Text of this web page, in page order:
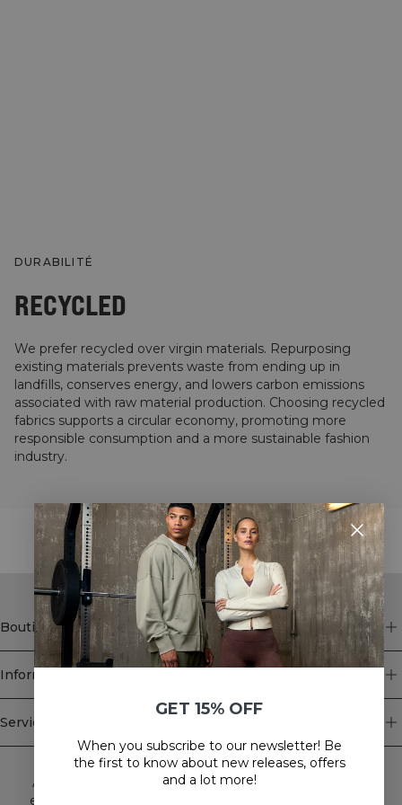
DURABILITÉ
RECYCLED
We prefer recycled over virgin materials. Repurposing
existing materials prevents waste from ending up in
landfills, conserves energy, and lowers carbon emissions
associated with raw material production. Choosing recycled
fabrics supports a circular economy, promoting more
responsible consumption and a more sustainable fashion
industry.
STYLE WITH
Boutique
Information
Service client
Newsletter
Abonnez-vous à notre newsletter! Recevez des offres
exclusives, nos dernières nouvelles et bien plus encore.
GET 15% OFF
When you subscribe to our newsletter! Be
the first to know about new releases, offers
and a lot more!